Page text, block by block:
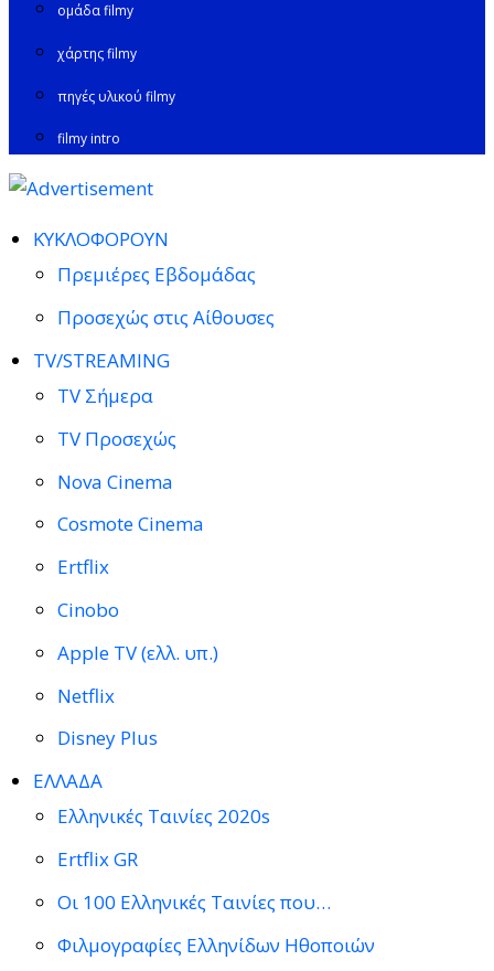
ομάδα filmy
χάρτης filmy
πηγές υλικού filmy
filmy intro
ΚΥΚΛΟΦΟΡΟΥΝ
Πρεμιέρες Εβδομάδας
Προσεχώς στις Αίθουσες
TV/STREAMING
TV Σήμερα
TV Προσεχώς
Nova Cinema
Cosmote Cinema
Ertflix
Cinobo
Apple TV (ελλ. υπ.)
Netflix
Disney Plus
ΕΛΛΑΔΑ
Ελληνικές Ταινίες 2020s
Ertflix GR
Οι 100 Ελληνικές Ταινίες που…
Φιλμογραφίες Ελληνίδων Ηθοποιών